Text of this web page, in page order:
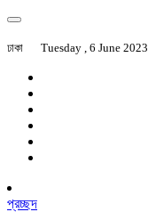
ঢাকা Tuesday , 6 June 2023
প্রচ্ছদ